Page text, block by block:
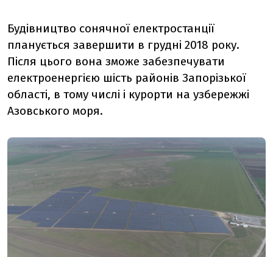
Будівництво сонячної електростанції
планується завершити в грудні 2018 року.
Після цього вона зможе забезпечувати
електроенергією шість районів Запорізької
області, в тому числі і курорти на узбережжі
Азовського моря.